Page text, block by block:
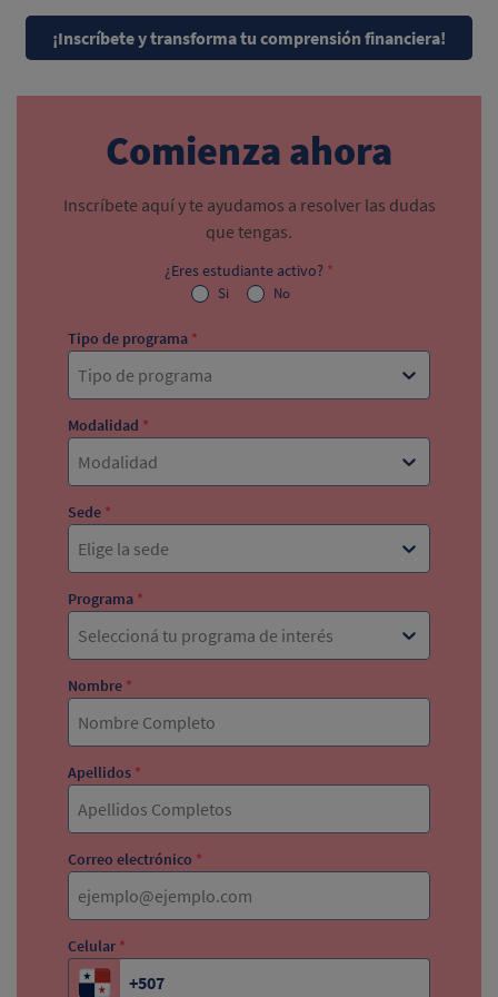
¡Inscríbete y transforma tu comprensión financiera!
Comienza ahora
Inscríbete aquí y te ayudamos a resolver las dudas
que tengas.
¿Eres estudiante activo? *
Si No
Tipo de programa *
Tipo de programa
Modalidad *
Modalidad
Sede *
Elige la sede
Programa *
Seleccioná tu programa de interés
Nombre *
Apellidos *
Correo electrónico *
Celular *